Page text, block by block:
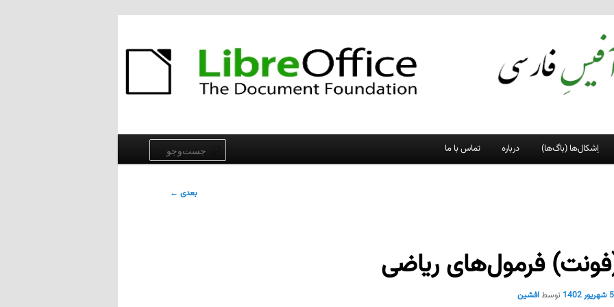
جست‌وجو
اِشکال‌ها (باگ‌ها) درباره تماس با ما
بعدی ←
فرمول‌های ریاضی
5 شهریور 1402 توسطافشین